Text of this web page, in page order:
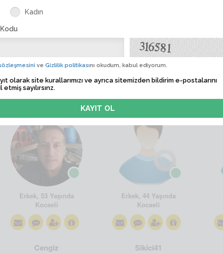
meltem_rüzgarı
Erkek, 53 Yaşında
Kocaeli
Erkek, 44 Yaşında
Kocaeli
Cengiz Sikici41
Kadın
ve Gizlilik politikasını okudum, kabul ediyorum.
olarak site kurallarımızı ve ayrıca sitemizden bildirim e-postalarını
etmiş sayılırsınz.